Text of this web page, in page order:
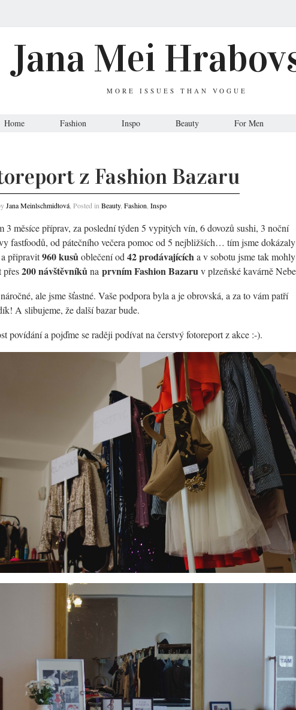
Jana Mei
MORE ISSUES THAN VOGUE
Home Fashion Inspo Beauty For Men
z Fashion Bazaru
Jana Meinlschmidtová, Posted in Beauty, Fashion Inspo
3 měsíce příprav, za poslední týden 5 vypitých vín, 6 dovozů sushi, 3 noční
fastfoodů, od pátečního večera pomoc od 5 nejbližších… tím jsme dokázaly
připravit960 kusů oblečení od 42 prodávajících a v sobotu jsme tak mohly
přes200 návštěvníků na prvním Fashion Bazaru v plzeňské kavárně
ale jsme šťastné. Vaše podpora byla a je obrovská, a za to vám patří
A slibujeme, že další bazar bude.
povídání a pojďme se raději podívat na čerstvý fotoreport z akce :-).